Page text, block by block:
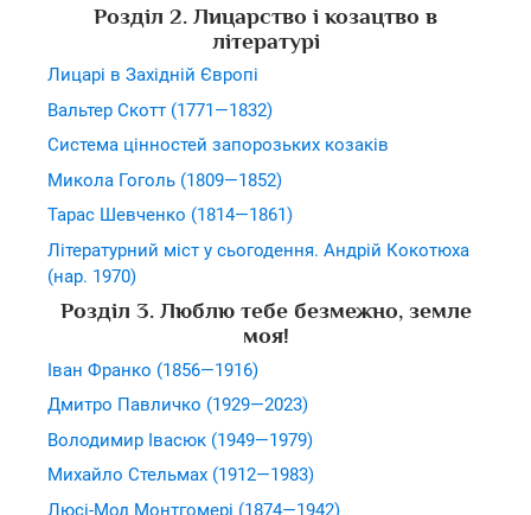
Розділ 2. Лицарство і козацтво в
літературі
Лицарі в Західній Європі
Вальтер Скотт (1771—1832)
Система цінностей запорозьких козаків
Микола Гоголь (1809—1852)
Тарас Шевченко (1814—1861)
Літературний міст у сьогодення. Андрій Кокотюха
(нар. 1970)
Розділ 3. Люблю тебе безмежно, земле
моя!
Іван Франко (1856—1916)
Дмитро Павличко (1929—2023)
Володимир Івасюк (1949—1979)
Михайло Стельмах (1912—1983)
Люсі-Мод Монтгомері (1874—1942)